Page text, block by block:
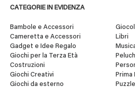
CATEGORIE IN EVIDENZA
Bambole e Accessori
Cameretta e Accessori
Gadget e Idee Regalo
Giochi per la Terza Età
Costruzioni
Giochi Creativi
Giochi da esterno
Libri
Prima
Puzzle